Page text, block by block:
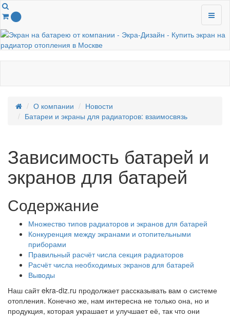
О компании
Новости
Батареи и экраны для радиаторов: взаимосвязь
Зависимость батарей и
экранов для батарей
Содержание
Множество типов радиаторов и экранов для батарей
Конкуренция между экранами и отопительными
приборами
Правильный расчёт числа секция радиаторов
Расчёт числа необходимых экранов для батарей
Выводы
Наш сайт ekra-diz.ru продолжает рассказывать вам о системе
отопления. Конечно же, нам интересна не только она, но и
продукция, которая украшает и улучшает её, так что они